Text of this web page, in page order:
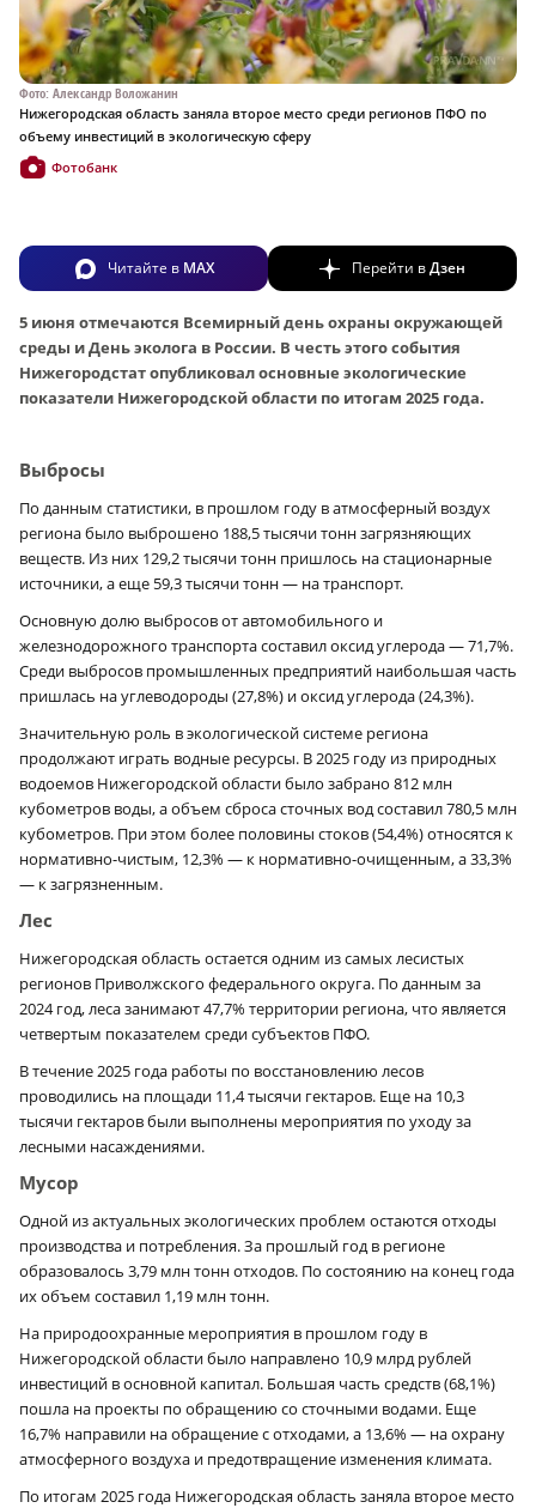
Фото: Александр Воложанин
Нижегородская область заняла второе место среди регионов ПФО по
объему инвестиций в экологическую сферу
Фотобанк
Читайте в MAX Перейти вДзен
5 июня отмечаются Всемирный день охраны окружающей
среды и День эколога в России. В честь этого события
Нижегородстат опубликовал основные экологические
показатели Нижегородской области по итогам 2025 года.
Выбросы
По данным статистики, в прошлом году в атмосферный воздух
региона было выброшено 188,5 тысячи тонн загрязняющих
веществ. Из них 129,2 тысячи тонн пришлось на стационарные
источники, а еще 59,3 тысячи тонн — на транспорт.
Основную долю выбросов от автомобильного и
железнодорожного транспорта составил оксид углерода — 71,7%.
Среди выбросов промышленных предприятий наибольшая часть
пришлась на углеводороды (27,8%) и оксид углерода (24,3%).
Значительную роль в экологической системе региона
продолжают играть водные ресурсы. В 2025 году из природных
водоемов Нижегородской области было забрано 812 млн
кубометров воды, а объем сброса сточных вод составил 780,5 млн
кубометров. При этом более половины стоков (54,4%) относятся к
нормативно-чистым, 12,3% — к нормативно-очищенным, а 33,3%
— к загрязненным.
Лес
Нижегородская область остается одним из самых лесистых
регионов Приволжского федерального округа. По данным за
2024 год, леса занимают 47,7% территории региона, что является
четвертым показателем среди субъектов ПФО.
В течение 2025 года работы по восстановлению лесов
проводились на площади 11,4 тысячи гектаров. Еще на 10,3
тысячи гектаров были выполнены мероприятия по уходу за
лесными насаждениями.
Мусор
Одной из актуальных экологических проблем остаются отходы
производства и потребления. За прошлый год в регионе
образовалось 3,79 млн тонн отходов. По состоянию на конец года
их объем составил 1,19 млн тонн.
На природоохранные мероприятия в прошлом году в
Нижегородской области было направлено 10,9 млрд рублей
инвестиций в основной капитал. Большая часть средств (68,1%)
пошла на проекты по обращению со сточными водами. Еще
16,7% направили на обращение с отходами, а 13,6% — на охрану
атмосферного воздуха и предотвращение изменения климата.
По итогам 2025 года Нижегородская область заняла второе место